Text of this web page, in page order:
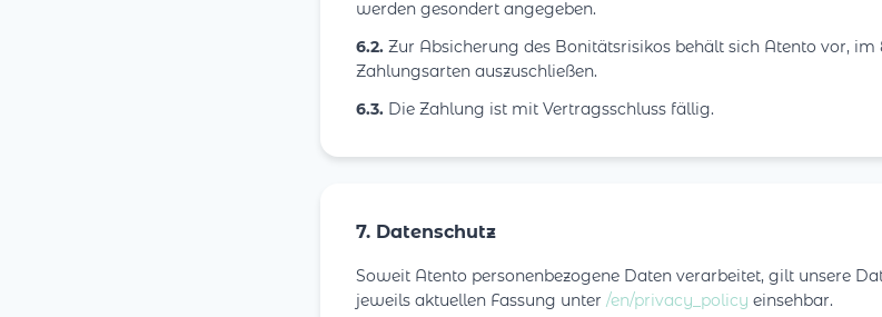
werden gesondert angegeben.
6.2. Zur Absicherung des Bonitätsrisikos behält sich Atento vor,
Zahlungsarten auszuschließen.
6.3. Die Zahlung ist mit Vertragsschluss fällig.
7. Datenschutz
Soweit Atento personenbezogene Daten verarbeitet, gilt unsere
jeweils aktuellen Fassung unter /en/privacy_policy einsehbar.